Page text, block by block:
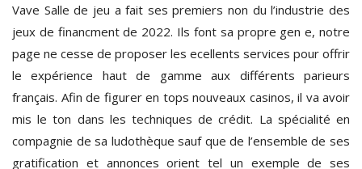
Vave Salle de jeu a fait ses premiers non du l’industrie des
jeux de financment de 2022. Ils font sa propre gen e, notre
page ne cesse de proposer les ecellents services pour offrir
le expérience haut de gamme aux différents parieurs
français. Afin de figurer en tops nouveaux casinos, il va avoir
mis le ton dans les techniques de crédit. La spécialité en
compagnie de sa ludothèque sauf que de l’ensemble de ses
gratification et annonces orient tel un exemple de ses